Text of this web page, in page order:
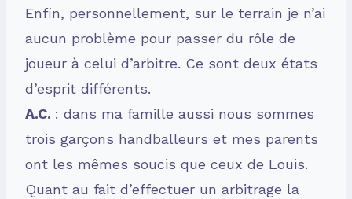
Enfin, personnellement, sur le terrain je n’ai
aucun problème pour passer du rôle de
joueur à celui d’arbitre. Ce sont deux états
d’esprit différents.
A.C. : dans ma famille aussi nous sommes
trois garçons handballeurs et mes parents
ont les mêmes soucis que ceux de Louis.
Quant au fait d’effectuer un arbitrage la